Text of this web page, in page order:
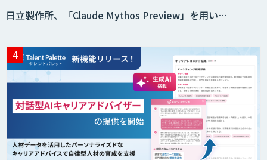
日立製作所、「Claude Mythos Preview」を用い…